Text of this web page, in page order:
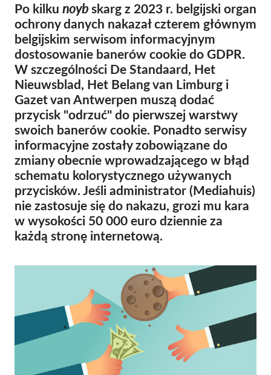
O nas
Zespół
Raporty roczne
FAQs
Praca
Dochodzenie roszczeń
zbiorowych
OnionShare
Dla mediów
Kontakt
GDPRhub
Po kilku noybskarg z 2023 r. belgijski organ
ochrony danych nakazał czterem głównym
belgijskim serwisom informacyjnym
dostosowanie banerów cookie do GDPR.
W szczególności De Standaard, Het
Nieuwsblad, Het Belang van Limburg i
Gazet van Antwerpen muszą dodać
przycisk "odrzuć" do pierwszej warstwy
swoich banerów cookie. Ponadto serwisy
informacyjne zostały zobowiązane do
zmiany obecnie wprowadzającego w błąd
schematu kolorystycznego używanych
przycisków. Jeśli administrator (Mediahuis)
nie zastosuje się do nakazu, grozi mu kara
w wysokości 50 000 euro dziennie za
każdą stronę internetową.